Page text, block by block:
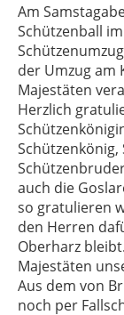
Am
Schützenball
der Umzug am
Majestäten
Herzlich
Schützenkönig,
auch die
so gratulieren
den Herren
Oberharz
Majestäten
Aus dem von
noch per